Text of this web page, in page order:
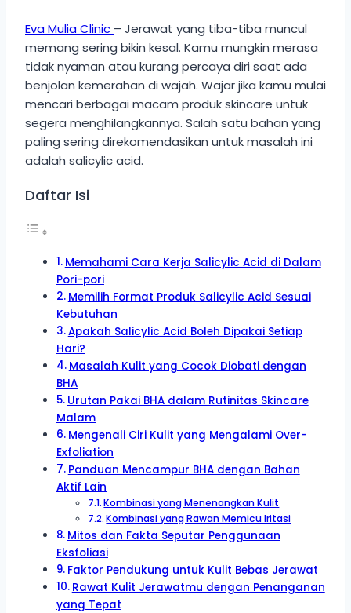
Eva Mulia Clinic – Jerawat yang tiba-tiba muncul
memang sering bikin kesal. Kamu mungkin merasa
tidak nyaman atau kurang percaya diri saat ada
benjolan kemerahan di wajah. Wajar jika kamu mulai
mencari berbagai macam produk skincare untuk
segera menghilangkannya. Salah satu bahan yang
paling sering direkomendasikan untuk masalah ini
adalah salicylic acid.
Daftar Isi
Memahami Cara Kerja Salicylic Acid di Dalam
Pori-pori
Memilih Format Produk Salicylic Acid Sesuai
Kebutuhan
Apakah Salicylic Acid Boleh Dipakai Setiap
Hari?
Masalah Kulit yang Cocok Diobati dengan
BHA
Urutan Pakai BHA dalam Rutinitas Skincare
Malam
Mengenali Ciri Kulit yang Mengalami Over-
Exfoliation
Panduan Mencampur BHA dengan Bahan
Aktif Lain
Kombinasi yang Menenangkan Kulit
Kombinasi yang Rawan Memicu Iritasi
Mitos dan Fakta Seputar Penggunaan
Eksfoliasi
Faktor Pendukung untuk Kulit Bebas Jerawat
Rawat Kulit Jerawatmu dengan Penanganan
yang Tepat